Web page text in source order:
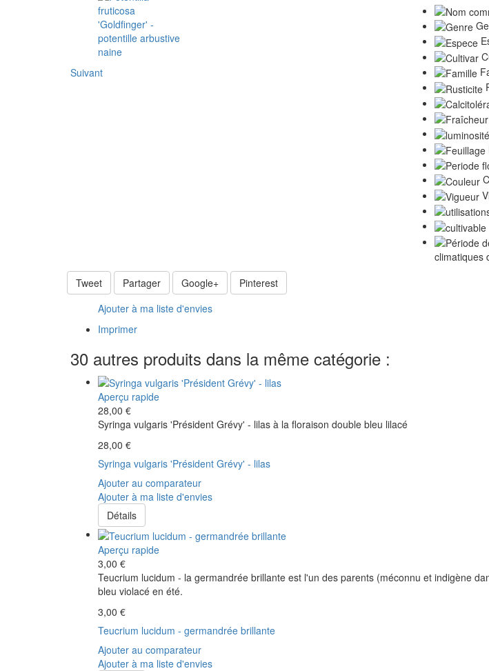
Suivant
climatiques
Tweet
Partager Google+
Pinterest
Ajouter à ma liste d'envies
Imprimer
30 autres produits dans la même catégorie :
Aperçu rapide
28,00 €
Syringa vulgaris 'Président Grévy' - lilas à la floraison double bleu lilacé
28,00 €
Syringa vulgaris 'Président Grévy' - lilas
Ajouter au comparateur
Ajouter à ma liste d'envies
Détails
Aperçu rapide
3,00 €
Teucrium lucidum - la germandrée brillante est l'un des parents (méconnu et indigène
bleu violacé en été.
3,00 €
Teucrium lucidum - germandrée brillante
Ajouter au comparateur
Ajouter à ma liste d'envies